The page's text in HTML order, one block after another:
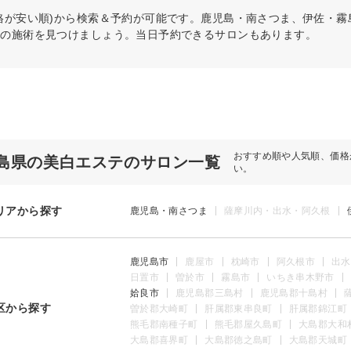
が安い順)から検索＆予約が可能です。鹿児島・南さつま、伊佐・
施術を見つけましょう。当日予約できるサロンもあります。
県の美白エステのサロン一覧
おすすめ順や人気順、価
い。
アから探す 鹿児島・南さつま 薩摩川内・出水・阿久根
から探す
鹿児島市 鹿屋市 枕崎市 阿久根市
出
日置市
曽於市 霧島市 いちき串木野市
姶良市
鹿児島郡三島村 鹿児島郡十島村
曽於郡大崎町
肝属郡東串良町
肝属郡錦江町
熊毛郡南種子町
熊毛郡屋久島町
大島郡大和
大島郡喜界町
大島郡徳之島町
大島郡天城町